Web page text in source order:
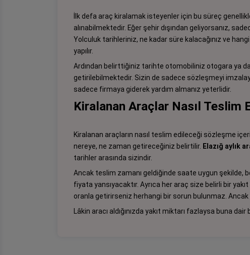
İlk defa araç kiralamak isteyenler için bu süreç
alınabilmektedir. Eğer şehir dışından geliyorsanız,
Yolculuk tarihleriniz, ne kadar süre kalacağınız ve
yapılır.
Ardından belirttiğiniz tarihte otomobiliniz otogara ya da
getirilebilmektedir. Sizin de sadece sözleşmeyi
sadece firmaya giderek yardım almanız yeterlidir.
Kiralanan Araçlar Nasıl Teslim
Kiralanan araçların nasıl teslim edileceği sözleşme
nereye, ne zaman getireceğiniz belirtilir. Elazığ aylık
tarihler arasında sizindir.
Ancak teslim zamanı geldiğinde saate uygun şekilde,
fiyata yansıyacaktır. Ayrıca her araç size belirli bir
oranla getirirseniz herhangi bir sorun bulunmaz.
Lâkin aracı aldığınızda yakıt miktarı fazlaysa buna dair